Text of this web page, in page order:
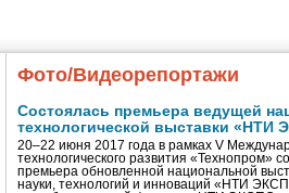
Фото/Видеорепортажи
Состоялась премьера ведущей
технологической выставки «НТИ
20–22 июня 2017 года в рамках V
технологического развития «Технопром»
премьера обновленной национальной
науки, технологий и инноваций «НТИ